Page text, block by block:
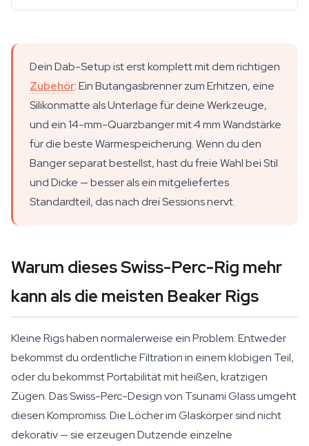
Dein Dab-Setup ist erst komplett mit dem richtigen
Zubehör: Ein Butangasbrenner zum Erhitzen, eine
Silikonmatte als Unterlage für deine Werkzeuge,
und ein 14-mm-Quarzbanger mit 4 mm Wandstärke
für die beste Wärmespeicherung. Wenn du den
Banger separat bestellst, hast du freie Wahl bei Stil
und Dicke — besser als ein mitgeliefertes
Standardteil, das nach drei Sessions nervt.
Warum dieses Swiss-Perc-Rig mehr
kann als die meisten Beaker Rigs
Kleine Rigs haben normalerweise ein Problem: Entweder
bekommst du ordentliche Filtration in einem klobigen Teil,
oder du bekommst Portabilität mit heißen, kratzigen
Zügen. Das Swiss-Perc-Design von Tsunami Glass umgeht
diesen Kompromiss. Die Löcher im Glaskörper sind nicht
dekorativ — sie erzeugen Dutzende einzelne